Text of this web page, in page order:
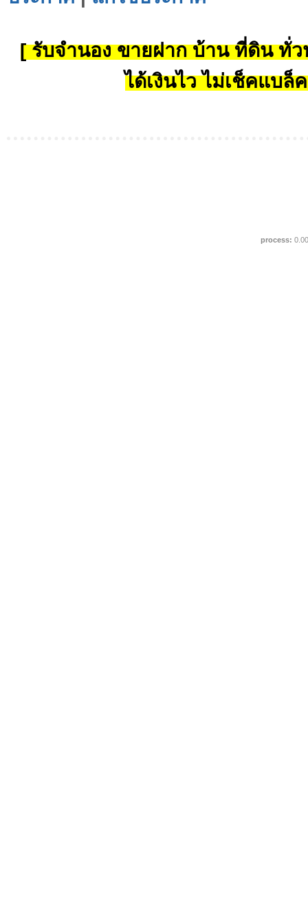
[ รับจำนอง ขายฝาก บ้าน ที่ดิน ทั่ว
ได้เงินไว ไม่เช็คแบล็
process: